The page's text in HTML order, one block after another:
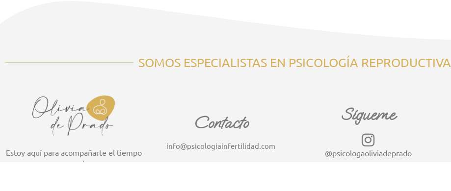
SOMOS ESPECIALISTAS EN PSICOLOGÍA REPRODUCTIVA
Estoy aquí para acompañarte el tiempo
que precises
Contacto
info@psicologiainfertilidad.com
Sígueme
@psicologaoliviadeprado